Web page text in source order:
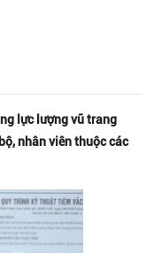
lực lượng vũ trang
nhân viên thuộc các